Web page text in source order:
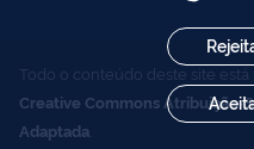
Todo o conteúdo deste site
Creative Commons Atribuição-
Adaptada